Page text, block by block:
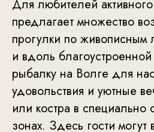
Для любителей
предлагает множество
прогулки по живописным
и вдоль
рыбалку на Волге для
удовольствия и уютные
или костра в специально
зонах. Здесь гости